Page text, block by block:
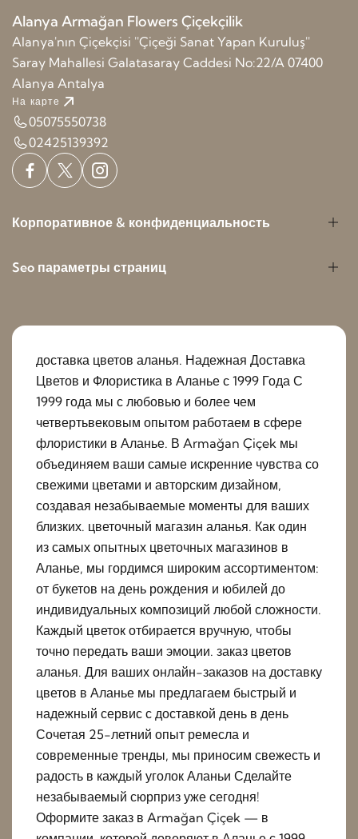
Alanya Armağan Flowers Çiçekçilik
Alanya'nın Çiçekçisi ''Çiçeği Sanat Yapan Kuruluş''
Saray Mahallesi Galatasaray Caddesi No:22/A 07400
Alanya Antalya
На карте
05075550738
02425139392
Корпоративное & конфиденциальность
Seo параметры страниц
доставка цветов аланья. Надежная Доставка
Цветов и Флористика в Аланье с 1999 Года С
1999 года мы с любовью и более чем
четвертьвековым опытом работаем в сфере
флористики в Аланье. В Armağan Çiçek мы
объединяем ваши самые искренние чувства со
свежими цветами и авторским дизайном,
создавая незабываемые моменты для ваших
близких. цветочный магазин аланья. Как один
из самых опытных цветочных магазинов в
Аланье, мы гордимся широким ассортиментом:
от букетов на день рождения и юбилей до
индивидуальных композиций любой сложности.
Каждый цветок отбирается вручную, чтобы
точно передать ваши эмоции. заказ цветов
аланья. Для ваших онлайн-заказов на доставку
цветов в Аланье мы предлагаем быстрый и
надежный сервис с доставкой день в день
Сочетая 25-летний опыт ремесла и
современные тренды, мы приносим свежесть и
радость в каждый уголок Аланьи Сделайте
незабываемый сюрприз уже сегодня!
Оформите заказ в Armağan Çiçek — в